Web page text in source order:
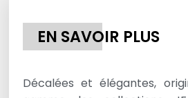
EN SAVOIR PLUS
Décalées et élégantes,